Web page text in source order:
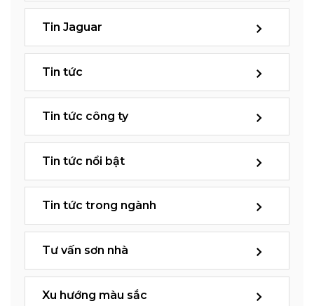
Tin Jaguar
Tin tức
Tin tức công ty
Tin tức nổi bật
Tin tức trong ngành
Tư vấn sơn nhà
Xu hướng màu sắc